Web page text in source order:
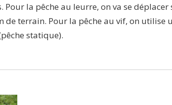
la pêche au leurre, on va se déplacer
terrain. Pour la pêche au vif, on utilise
statique).